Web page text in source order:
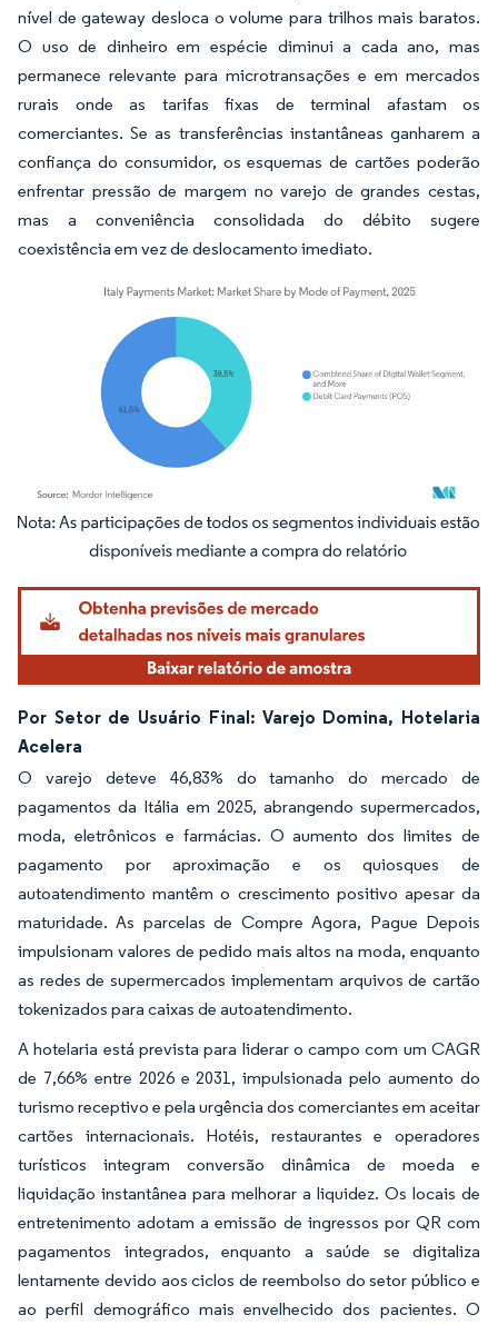
nível de gateway desloca o volume para trilhos mais baratos.
O uso de dinheiro em espécie diminui a cada ano, mas
permanece relevante para microtransações e em mercados
rurais onde as tarifas fixas de terminal afastam os
comerciantes. Se as transferências instantâneas ganharem a
confiança do consumidor, os esquemas de cartões poderão
enfrentar pressão de margem no varejo de grandes cestas,
mas a conveniência consolidada do débito sugere
coexistência em vez de deslocamento imediato.
Imagem © Mordor Intelligence. O reuso requer atribuição conforme CC BY 4.0.
Por Setor de Usuário Final: Varejo Domina, Hotelaria
Acelera
O varejo deteve 46,83% do tamanho do mercado de
pagamentos da Itália em 2025, abrangendo supermercados,
moda, eletrônicos e farmácias. O aumento dos limites de
pagamento por aproximação e os quiosques de
autoatendimento mantêm o crescimento positivo apesar da
maturidade. As parcelas de Compre Agora, Pague Depois
impulsionam valores de pedido mais altos na moda, enquanto
as redes de supermercados implementam arquivos de cartão
tokenizados para caixas de autoatendimento.
A hotelaria está prevista para liderar o campo com um CAGR
de 7,66% entre 2026 e 2031, impulsionada pelo aumento do
turismo receptivo e pela urgência dos comerciantes em aceitar
cartões internacionais. Hotéis, restaurantes e operadores
turísticos integram conversão dinâmica de moeda e
liquidação instantânea para melhorar a liquidez. Os locais de
entretenimento adotam a emissão de ingressos por QR com
pagamentos integrados, enquanto a saúde se digitaliza
lentamente devido aos ciclos de reembolso do setor público e
ao perfil demográfico mais envelhecido dos pacientes. O